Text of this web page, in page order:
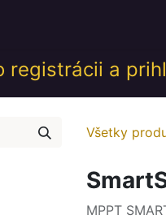
registrácii a
Všetky
MPPT